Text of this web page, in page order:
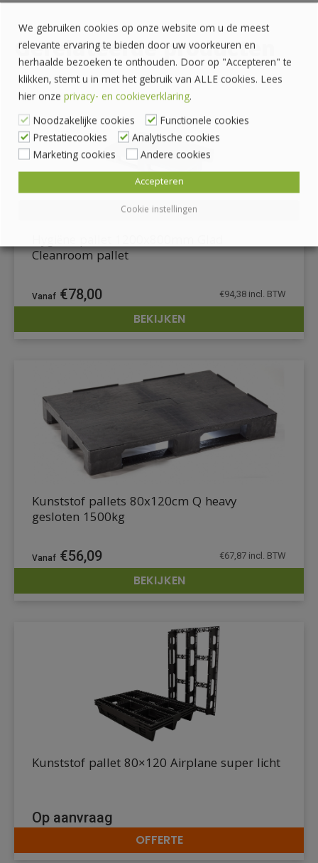
Gerelateerde producten
DETAILS
Hygiëne pallet 1200x800mm Glad
Cleanroom pallet
€78,00 €94,38 incl. BTW
BEKIJKEN
DETAILS
Kunststof pallets 80x120cm Q heavy
gesloten 1500kg
€56,09 €67,87 incl. BTW
BEKIJKEN
DETAILS
Kunststof pallet 80×120 Airplane super licht
Op aanvraag
OFFERTE
We gebruiken cookies op onze website om u de meest
relevante ervaring te bieden door uw voorkeuren en
herhaalde bezoeken te onthouden. Door op "Accepteren" te
klikken, stemt u in met het gebruik van ALLE cookies. Lees
hier onze privacy- en cookieverklaring.
Noodzakelijke cookies
Functionele cookies
Prestatiecookies
Analytische cookies
Marketing cookies
Andere cookies
Cookie instellingen
Accepteren